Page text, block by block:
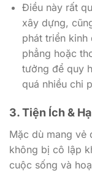
Điều này rất
xây dựng,
phát triển
phẳng hoặc
tưởng để quy
quá nhiều chi
3. Tiện Ích &
Mặc dù mang vẻ
không bị cô lập
cuộc sống và